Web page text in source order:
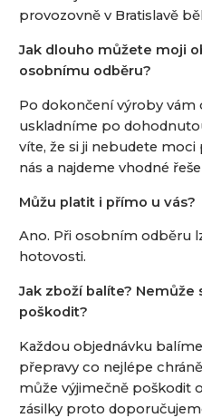
provozovně v Bratislavě
Jak dlouho můžete moji
osobnímu odběru?
Po dokončení výroby
uskladníme po
víte, že si ji nebudete
nás a najdeme vhodné
Můžu platit i přímo u vás?
Ano. Při osobním odběru
hotovosti.
Jak zboží balíte? Nemůže
poškodit?
Každou objednávku
přepravy co nejlépe
může výjimečně poškodit
zásilky proto